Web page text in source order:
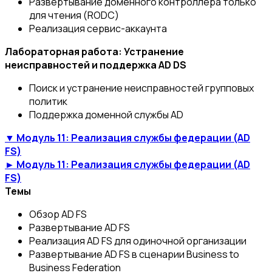
для чтения (RODC)
Реализация сервис-аккаунта
Лабораторная работа: Устранение
неисправностей и поддержка AD DS
Поиск и устранение неисправностей групповых
политик
Поддержка доменной службы AD
▼ Модуль 11: Реализация службы федерации (AD
FS)
► Модуль 11: Реализация службы федерации (AD
FS)
Темы
Обзор AD FS
Развертывание AD FS
Реализация AD FS для одиночной организации
Развертывание AD FS в сценарии Business to
Business Federation